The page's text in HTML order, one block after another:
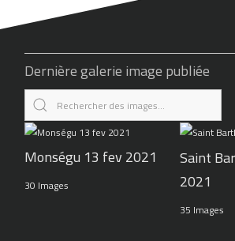
Dernière galerie image publiée
Monségu 13 fev 2021
30 Images
Saint
2021
35 Images